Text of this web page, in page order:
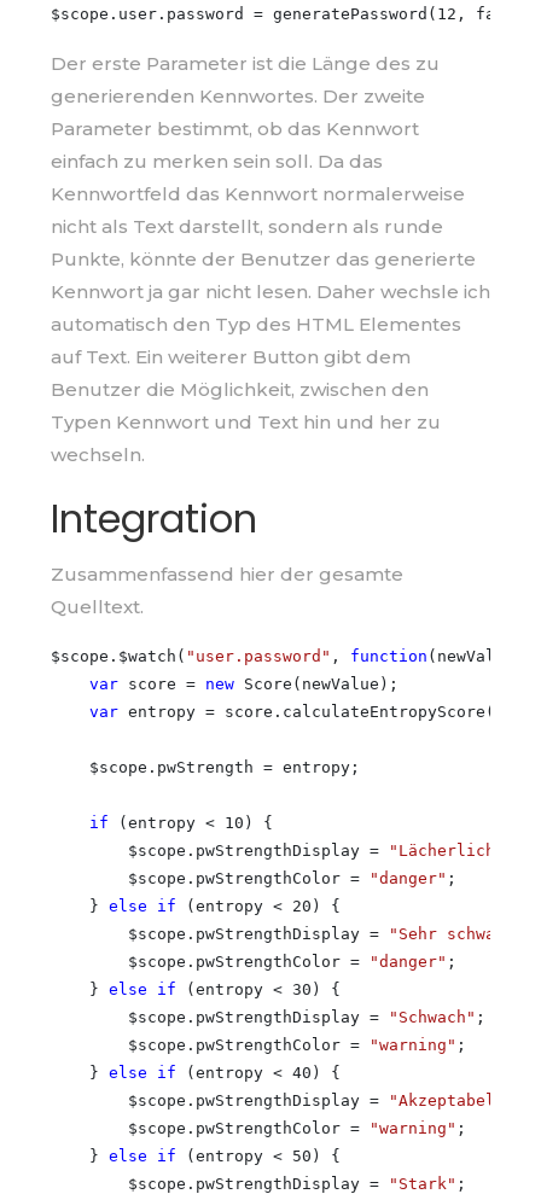
Der erste Parameter ist die Länge des zu
generierenden Kennwortes. Der zweite
Parameter bestimmt, ob das Kennwort
einfach zu merken sein soll. Da das
Kennwortfeld das Kennwort normalerweise
nicht als Text darstellt, sondern als runde
Punkte, könnte der Benutzer das generierte
Kennwort ja gar nicht lesen. Daher wechsle ich
automatisch den Typ des HTML Elementes
auf Text. Ein weiterer Button gibt dem
Benutzer die Möglichkeit, zwischen den
Typen Kennwort und Text hin und her zu
wechseln.
Integration
Zusammenfassend hier der gesamte
Quelltext.
$scope.$watch( "user.password" , function (newValue)
var score = new Score(newValue);
var entropy = score.calculateEntropyScore();
    $scope.pwStrength = entropy;
if (entropy < 10) {
        $scope.pwStrengthDisplay =
"Lächerlich"
        $scope.pwStrengthColor =
"danger" ;
    }
else if (entropy < 20) {
        $scope.pwStrengthDisplay =
"Sehr schwach"
        $scope.pwStrengthColor =
"danger" ;
    }
else if (entropy < 30) {
        $scope.pwStrengthDisplay =
"Schwach" ;
        $scope.pwStrengthColor =
"warning" ;
    }
else if (entropy < 40) {
        $scope.pwStrengthDisplay =
"Akzeptabel"
        $scope.pwStrengthColor =
"warning" ;
    }
else if (entropy < 50) {
        $scope.pwStrengthDisplay =
"Stark" ;